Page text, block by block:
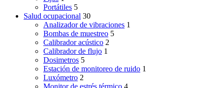
Portátiles 5
Salud ocupacional 30
Analizador de vibraciones 1
Bombas de muestreo 5
Calibrador acústico 2
Calibrador de flujo 1
Dosimetros 5
Estación de monitoreo de ruido 1
Luxómetro 2